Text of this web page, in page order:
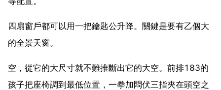
四扇窗戶都可以用一把鑰匙公升降。關鍵是要有乙個大
的全景天窗。
空，從它的大尺寸就不難推斷出它的大空。前排183的
孩子把座椅調到最低位置，一拳加悶伏三指夾在頭空之